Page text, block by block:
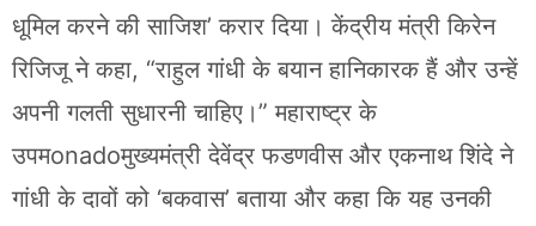
धूमिल करने की साजिश’ करार दिया। केंद्रीय मंत्री किरेन
रिजिजू ने कहा, “राहुल गांधी के बयान हानिकारक हैं और उन्हें
अपनी गलती सुधारनी चाहिए।” महाराष्ट्र के
उपमonadoमुख्यमंत्री देवेंद्र फडणवीस और एकनाथ शिंदे ने
गांधी के दावों को ‘बकवास’ बताया और कहा कि यह उनकी